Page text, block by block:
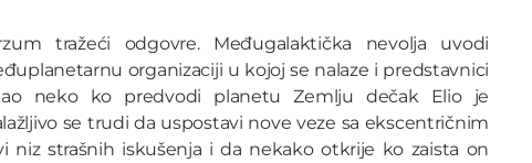
tražeći odgovre. Međugalaktička nevolja uvodi
organizaciji u kojoj se nalaze i predstavnici
neko ko predvodi planetu Zemlju dečak Elio je
se trudi da uspostavi nove veze sa ekscentričnim
niz strašnih iskušenja i da nekako otkrije ko zaista on